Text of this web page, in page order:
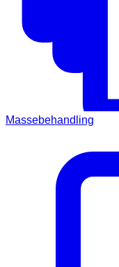
Massebehandling